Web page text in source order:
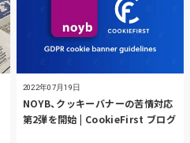
2022年07月19日
NOYB、クッキーバナーの苦情対応
第2弾を開始 | CookieFirst ブログ